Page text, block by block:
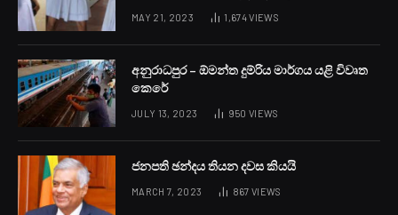
MAY 21, 2023 1,674VIEWS
අනුරාධපුර – ඕමන්ත දුම්රිය මාර්ගය යළි විවෘත
කෙරේ
JULY 13, 2023 950 VIEWS
ජනපති ඡන්දය තියන දවස කියයි
MARCH 7, 2023 867 VIEWS